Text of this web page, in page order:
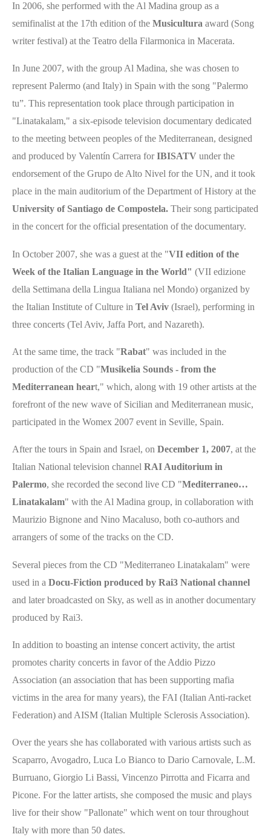
In 2006, she performed with the Al Madina group as a
semifinalist at the 17th edition of the Musicultura award (Song
writer festival) at the Teatro della Filarmonica in Macerata.
In June 2007, with the group Al Madina, she was chosen to
represent Palermo (and Italy) in Spain with the song "Palermo
tu”. This representation took place through participation in
"Linatakalam," a six-episode television documentary dedicated
to the meeting between peoples of the Mediterranean, designed
and produced by Valentín Carrera forIBISATV under the
endorsement of the Grupo de Alto Nivel for the UN, and it took
place in the main auditorium of the Department of History at the
University of Santiago de Compostela. Their song participated
in the concert for the official presentation of the documentary.
In October 2007, she was a guest at the "VII edition of the
Week of the Italian Language in the World" (VII edizione
della Settimana della Lingua Italiana nel Mondo) organized by
the Italian Institute of Culture in Tel Aviv (Israel), performing in
three concerts (Tel Aviv, Jaffa Port, and Nazareth).
At the same time, the track "Rabat" was included in the
production of the CD "Musikelia Sounds - from the
Mediterranean heart," which, along with 19 other artists at the
forefront of the new wave of Sicilian and Mediterranean music,
participated in the Womex 2007 event in Seville, Spain.
After the tours in Spain and Israel, on December 1, 2007, at the
Italian National television channel RAI Auditorium in
Palermo, she recorded the second live CD "Mediterraneo…
Linatakalam" with the Al Madina group, in collaboration with
Maurizio Bignone and Nino Macaluso, both co-authors and
arrangers of some of the tracks on the CD.
Several pieces from the CD "Mediterraneo Linatakalam" were
used in a Docu-Fiction produced by Rai3 National channel
and later broadcasted on Sky, as well as in another documentary
produced by Rai3.
In addition to boasting an intense concert activity, the artist
promotes charity concerts in favor of the Addio Pizzo
Association (an association that has been supporting mafia
victims in the area for many years), the FAI (Italian Anti-racket
Federation) and AISM (Italian Multiple Sclerosis Association).
Over the years she has collaborated with various artists such as
Scaparro, Avogadro, Luca Lo Bianco to Dario Carnovale, L.M.
Burruano, Giorgio Li Bassi, Vincenzo Pirrotta and Ficarra and
Picone. For the latter artists, she composed the music and plays
live for their show "Pallonate" which went on tour throughout
Italy with more than 50 dates.